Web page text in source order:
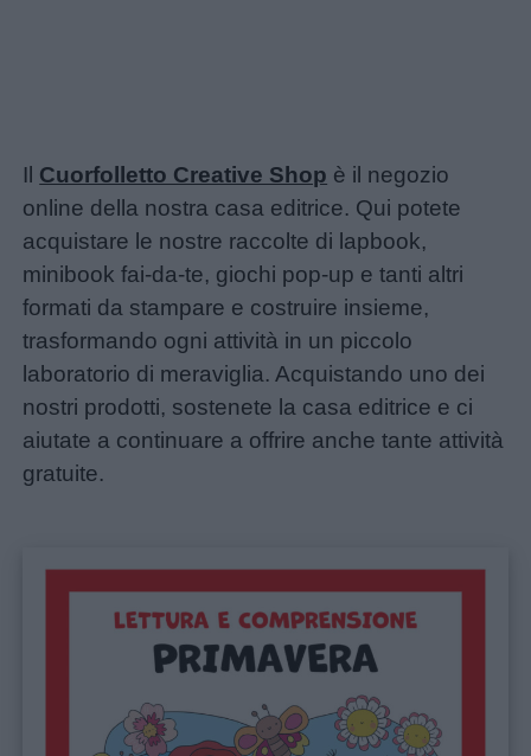
Il Cuorfolletto Creative Shop è il negozio
online della nostra casa editrice. Qui potete
acquistare le nostre raccolte di lapbook,
minibook fai-da-te, giochi pop-up e tanti altri
formati da stampare e costruire insieme,
trasformando ogni attività in un piccolo
laboratorio di meraviglia. Acquistando uno dei
nostri prodotti, sostenete la casa editrice e ci
aiutate a continuare a offrire anche tante attività
gratuite.